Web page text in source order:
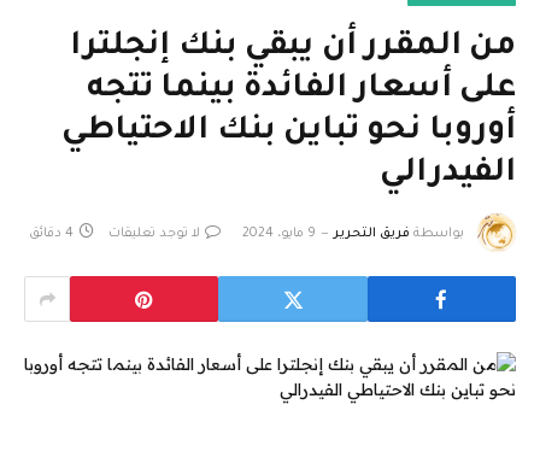
من المقرر أن يبقي بنك إنجلترا
على أسعار الفائدة بينما تتجه
أوروبا نحو تباين بنك الاحتياطي
الفيدرالي
بواسطة فريق التحرير 9 مايو، 2024 لا توجد تعليقات 4 دقائق